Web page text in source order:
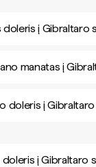
į Gibraltaro
manatas į
doleris į
į Gibraltaro